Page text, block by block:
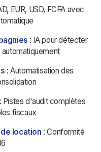
EUR, USD, FCFA avec
: IA pour détecter
: Automatisation des
: Pistes d'audit complètes
fiscaux
location : Conformité